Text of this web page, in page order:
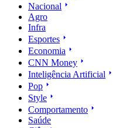
Nacional
Agro
Infra
Esportes
Economia
CNN Money
Inteligência Artificial
Pop
Style
Comportamento
Saúde